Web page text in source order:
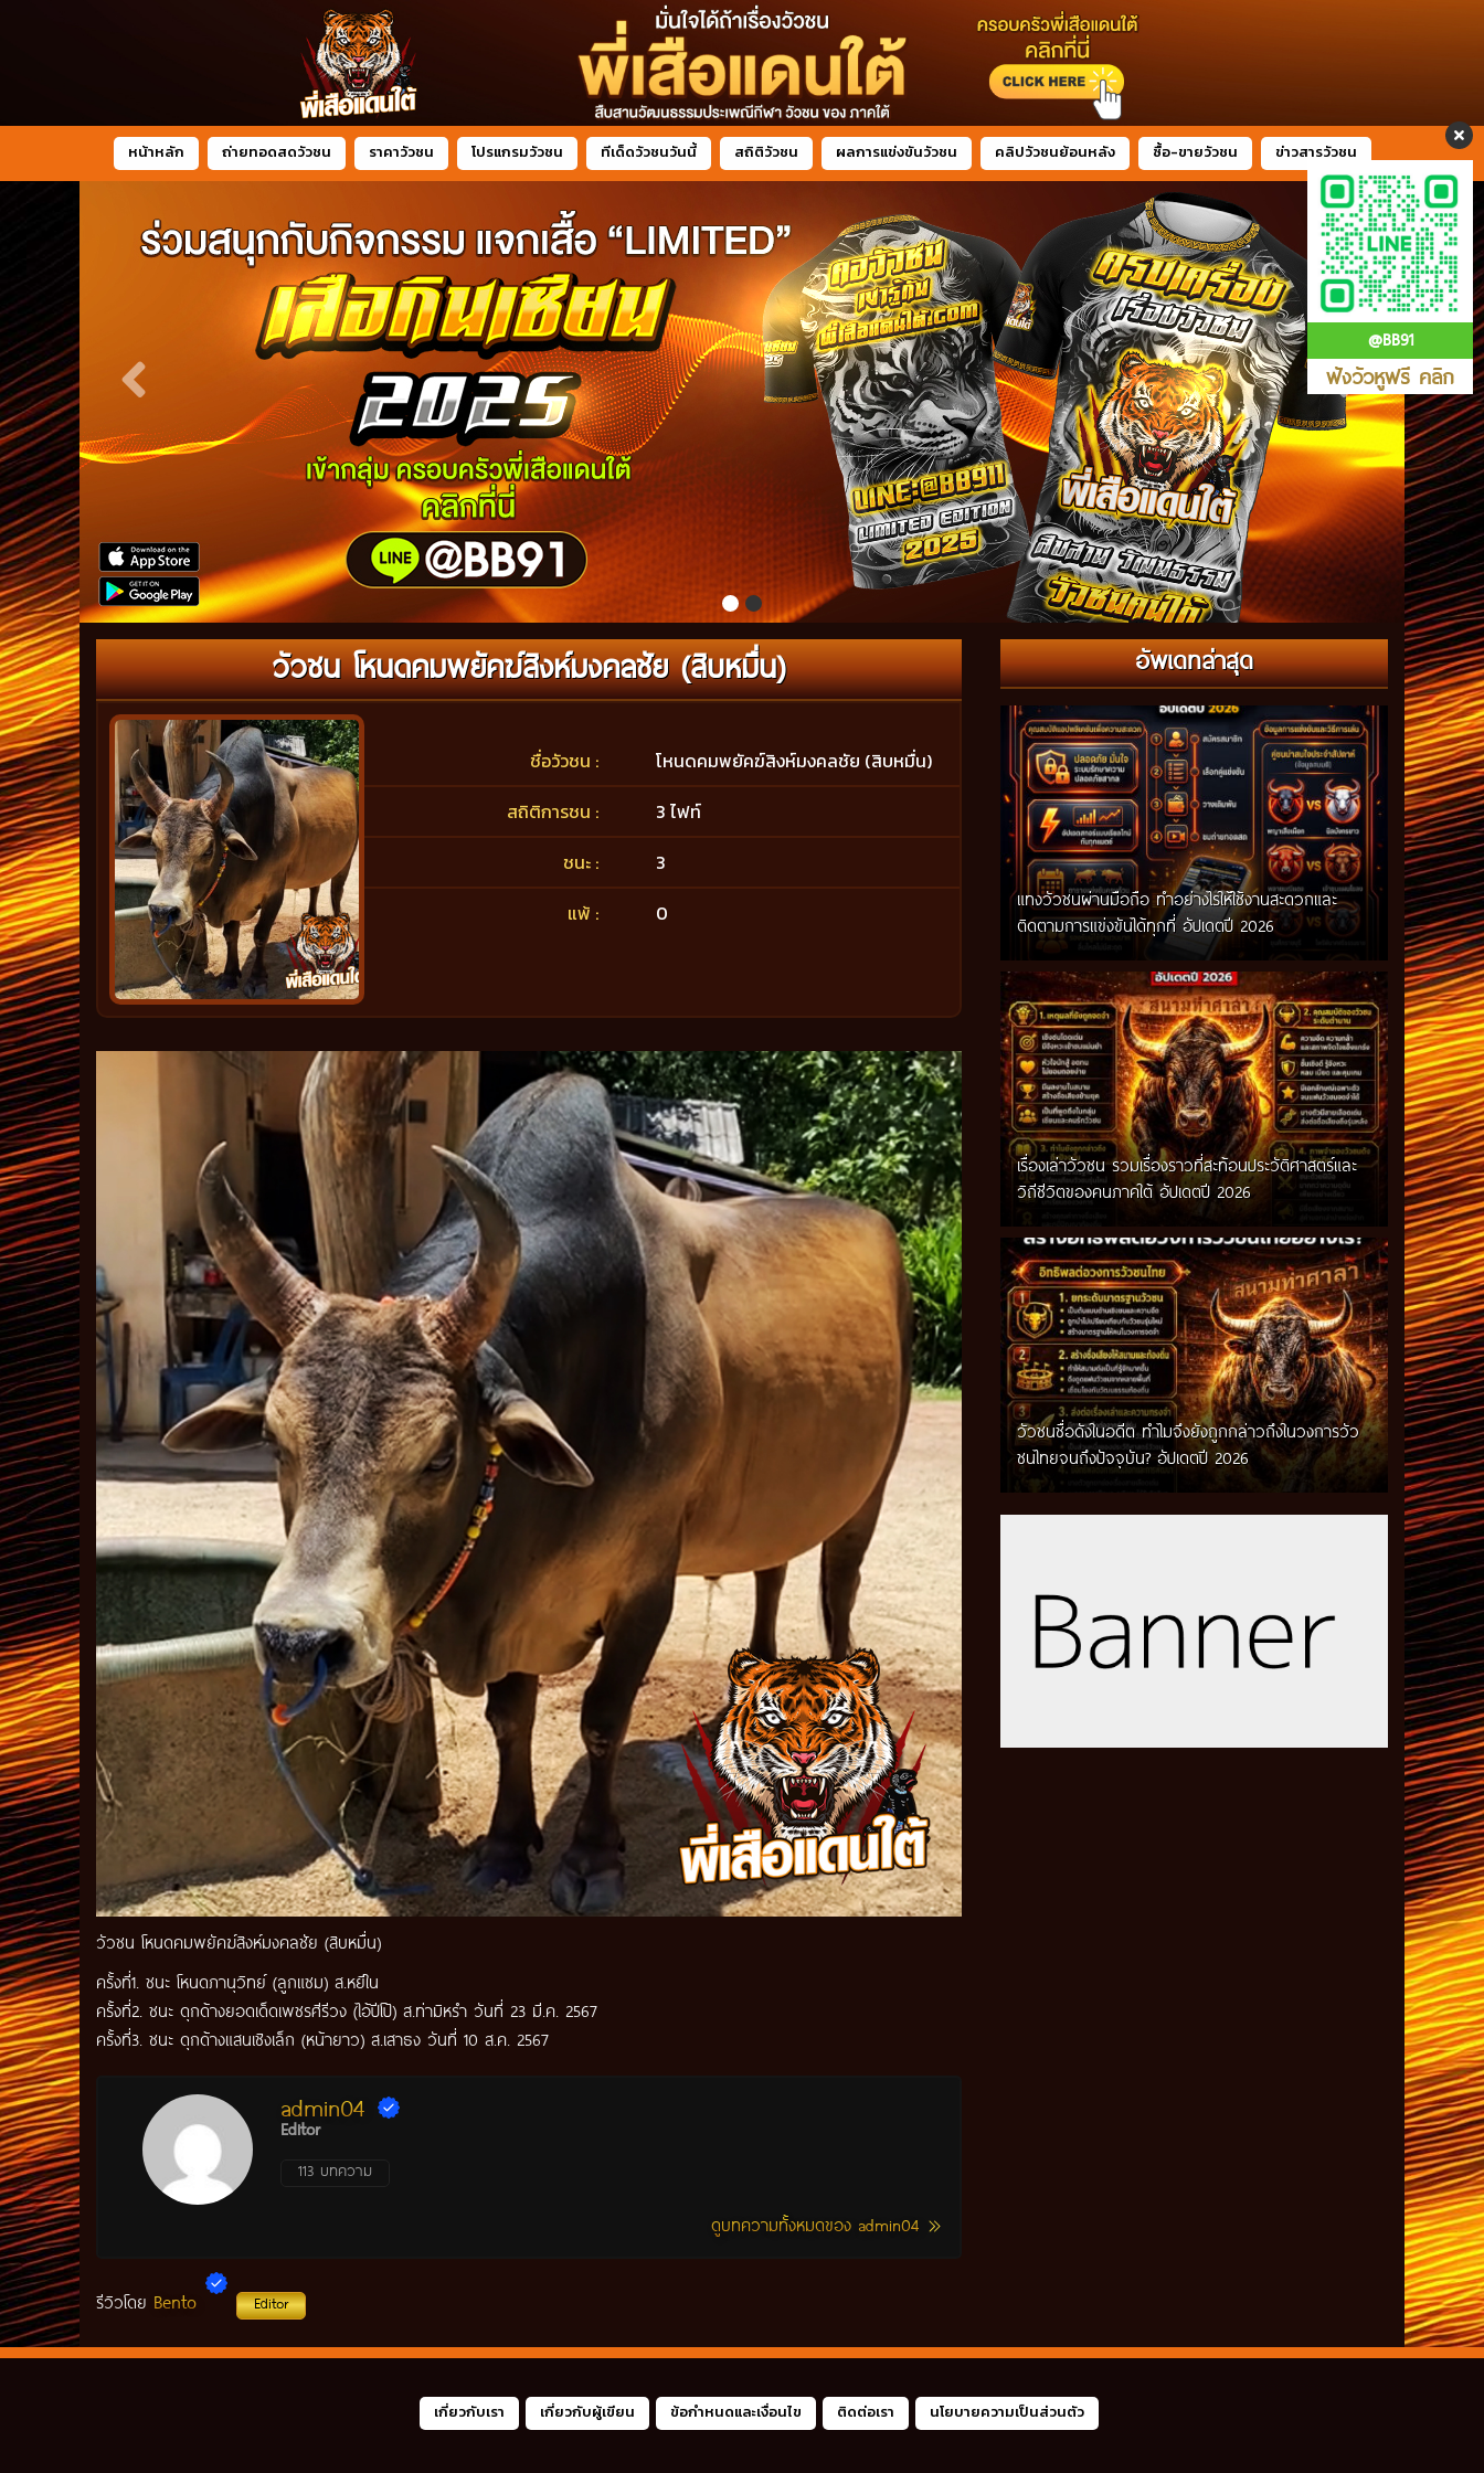
@BB91
ฟังวัวหูฟรี คลิก
หน้าหลัก ถ่ายทอดสดวัวชน ราคาวัวชน โปรแกรมวัวชน ทีเด็ดวัวชนวันนี้ สถิติวัวชน ผลการแข่งขันวัวชน คลิปวัวชนย้อนหลัง ซื้อ-ขายวัวชน ข่าวสารวัวชน
วัวชน โหนดคมพยัคฆ์สิงห์มงคลชัย (สิบหมื่น)
ชื่อวัวชน :
โหนดคมพยัคฆ์สิงห์มงคลชัย (สิบหมื่น)
สถิติการชน :
3 ไฟท์
ชนะ :
3
แพ้ :
0
วัวชน โหนดคมพยัคฆ์สิงห์มงคลชัย (สิบหมื่น)
ครั้งที่1. ชนะ โหนดภานุวิทย์ (ลูกแซม) ส.หยีใน
ครั้งที่2. ชนะ ดุกด้างยอดเด็ดเพชรศีรีวง (ไอ้ปีโป้) ส.ท่ามิหรำ วันที่ 23 มี.ค. 2567
ครั้งที่3. ชนะ ดุกด้างแสนเชิงเล็ก (หน้ายาว) ส.เสาธง วันที่ 10 ส.ค. 2567
admin04
Editor
113 บทความ
ดูบทความทั้งหมดของ admin04
รีวิวโดย Bento Editor
อัพเดทล่าสุด
แทงวัวชนผ่านมือถือ ทำอย่างไรให้ใช้งานสะดวกและ
ติดตามการแข่งขันได้ทุกที่ อัปเดตปี 2026
เรื่องเล่าวัวชน รวมเรื่องราวที่สะท้อนประวัติศาสตร์และ
วิถีชีวิตของคนภาคใต้ อัปเดตปี 2026
วัวชนชื่อดังในอดีต ทำไมจึงยังถูกกล่าวถึงในวงการวัว
ชนไทยจนถึงปัจจุบัน? อัปเดตปี 2026
เกี่ยวกับเรา เกี่ยวกับผู้เขียน ข้อกำหนดและเงื่อนไข ติดต่อเรา นโยบายความเป็นส่วนตัว